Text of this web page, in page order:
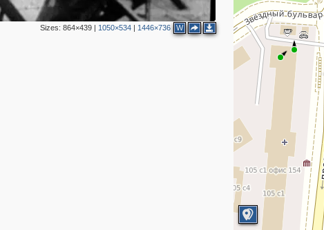
Sizes: 864×439| 1050×534| 1446×736 W